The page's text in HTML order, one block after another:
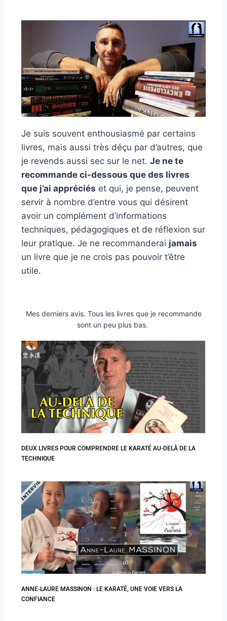
Je suis souvent enthousiasmé par certains
livres, mais aussi très déçu par d’autres, que
je revends aussi sec sur le net. Je ne te
recommande ci-dessous que des livres
que j’ai appréciés et qui, je pense, peuvent
servir à nombre d’entre vous qui désirent
avoir un complément d’informations
techniques, pédagogiques et de réflexion sur
leur pratique. Je ne recommanderai jamais
un livre que je ne crois pas pouvoir t’être
utile.
Mes derniers avis. Tous les livres que je recommande
sont un peu plus bas.
DEUX LIVRES POUR COMPRENDRE LE KARATÉ AU-DELÀ DE LA
TECHNIQUE
ANNE-LAURE MASSINON : LE KARATÉ, UNE VOIE VERS LA
CONFIANCE